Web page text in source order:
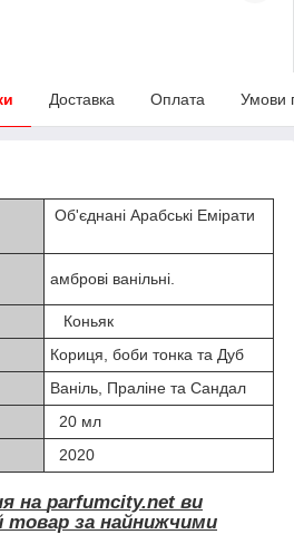
Доставка Оплата Умови
Об'єднані Арабські Емірати
амброві ванільні.
Коньяк
Кориця, боби тонка та Дуб
Ваніль, Праліне та Сандал
20 мл
2020
на parfumcity.net ви
товар за найнижчими